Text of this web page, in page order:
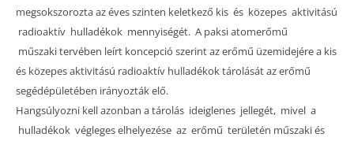
megsokszorozta az éves szinten keletkező kis és közepes aktivitású
radioaktív hulladékok mennyiségét. A paksi atomerőmű
műszaki tervében leírt koncepció szerint az erőmű üzemidejére a kis
és közepes aktivitású radioaktív hulladékok tárolását az erőmű
segédépületében irányozták elő.
Hangsúlyozni kell azonban a tárolás ideiglenes jellegét, mivel a
hulladékok végleges elhelyezése az erőmű területén műszaki és